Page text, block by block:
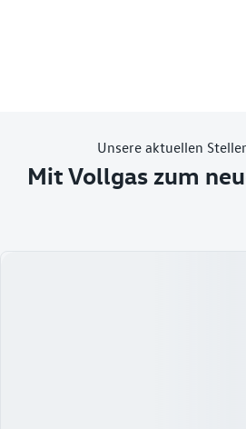
Unsere aktuellen
Mit Vollgas zum